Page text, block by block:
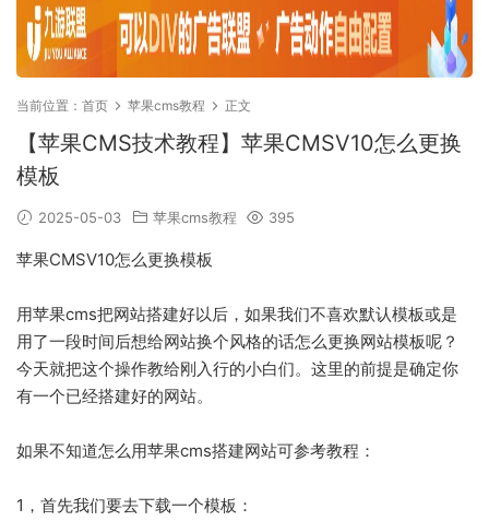
当前位置： 首页 苹果cms教程 正文
【苹果CMS技术教程】苹果CMSV10怎么更换
模板
2025-05-03 苹果cms教程 395
苹果CMSV10怎么更换模板
用苹果cms把网站搭建好以后，如果我们不喜欢默认模板或是
用了一段时间后想给网站换个风格的话怎么更换网站模板呢？
今天就把这个操作教给刚入行的小白们。这里的前提是确定你
有一个已经搭建好的网站。
如果不知道怎么用苹果cms搭建网站可参考教程：
1，首先我们要去下载一个模板：